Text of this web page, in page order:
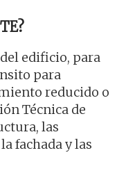
edificio, para
para
reducido o
Técnica de
las
fachada y las